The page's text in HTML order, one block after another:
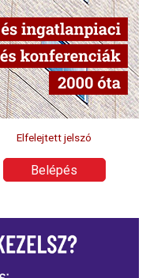
Elfelejtett jelszó
Belépés